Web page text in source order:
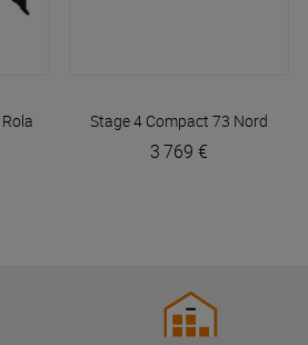
Roland Stage 4 Compact 73 Nord
3 769 €